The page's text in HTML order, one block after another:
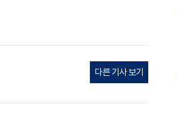
다른 기사 보기